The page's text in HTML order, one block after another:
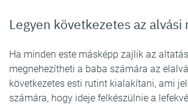
Legyen következetes az alvási
Ha minden este másképp zajlik az
megnehezítheti a baba számára az
következetes esti rutint kialakítani, ami
számára, hogy ideje felkészülnie a